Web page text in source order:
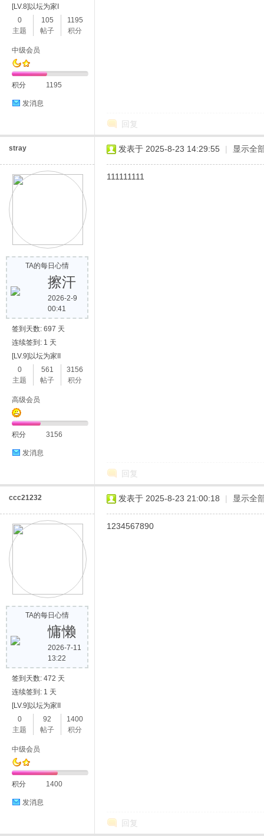
[LV.8]以坛为家I
0
主题
105
帖子
1195
积分
中级会员
积分 1195
发消息
回复
stray
TA的每日心情
擦汗
2026-2-9
00:41
签到天数: 697 天
连续签到: 1 天
[LV.9]以坛为家II
0
主题
561
帖子
3156
积分
高级会员
积分 3156
发消息
发表于 2025-8-23 14:29:55 | 显示全
111111111
回复
ccc21232
TA的每日心情
慵懒
2026-7-11
13:22
签到天数: 472 天
连续签到: 1 天
[LV.9]以坛为家II
0
主题
92
帖子
1400
积分
中级会员
积分 1400
发消息
发表于 2025-8-23 21:00:18 | 显示全
1234567890
回复